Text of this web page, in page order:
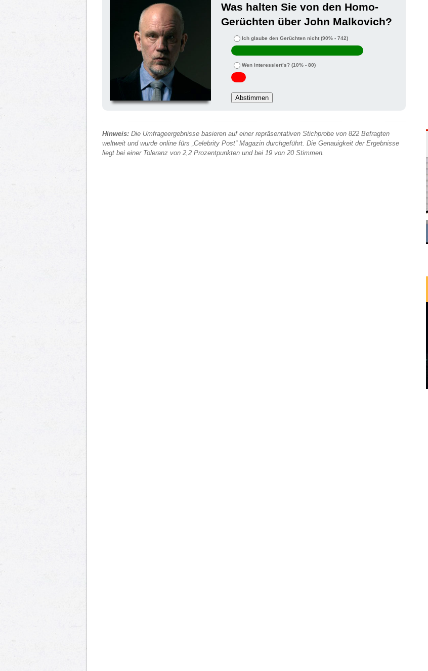
Was halten Sie von den Homo-
Gerüchten über John Malkovich?
Ich glaube den Gerüchten nicht (90% - 742)
Wen interessiert’s? (10% - 80)
Hinweis: Die Umfrageergebnisse basieren auf einer repräsentativen Stichprobe von 822 Befragten
weltweit und wurde online fürs „Celebrity Post“ Magazin durchgeführt. Die Genauigkeit der Ergebnisse
liegt bei einer Toleranz von 2,2 Prozentpunkten und bei 19 von 20 Stimmen.